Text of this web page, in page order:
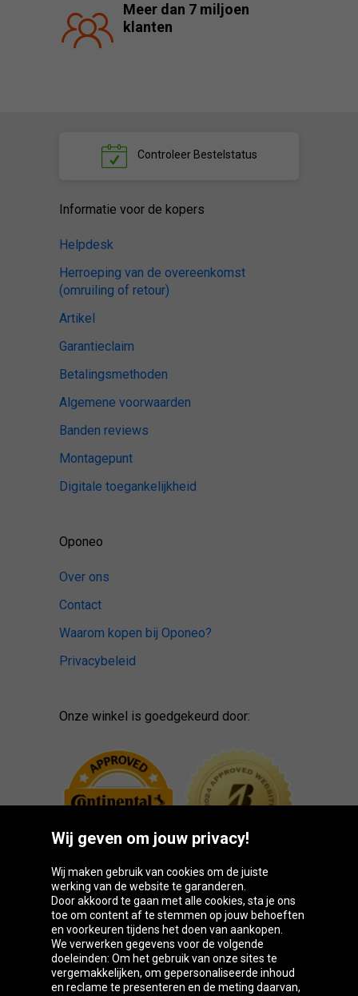
Meer dan 7 miljoen
klanten
ControleerBestelstatus
Informatie voor de kopers
Helpdesk
Herroeping van de overeenkomst
(omruiling of retour)
Artikel
Garantieclaim
Betalingsmethoden
Algemene voorwaarden
Banden reviews
Montagepunt
Digitale toegankelijkheid
Oponeo
Over ons
Contact
Waarom kopen bij Oponeo?
Privacybeleid
Onze winkel is goedgekeurd door:
Oponeo-groep
Wij geven om jouw privacy!
Wij maken gebruik van cookies om de juiste
werking van de website te garanderen.
Door akkoord te gaan met alle cookies, sta je ons
toe om content af te stemmen op jouw behoeften
en voorkeuren tijdens het doen van aankopen.
We verwerken gegevens voor de volgende
doeleinden: Om het gebruik van onze sites te
vergemakkelijken, om gepersonaliseerde inhoud
en reclame te presenteren en de meting daarvan,